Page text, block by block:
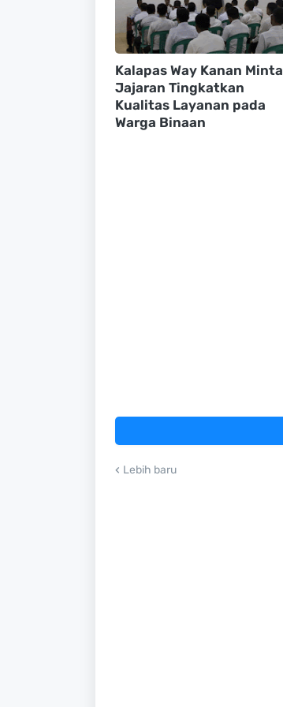
Kalapas Way Kanan Minta
Jajaran Tingkatkan
Kualitas Layanan pada
Warga Binaan
Lebih baru